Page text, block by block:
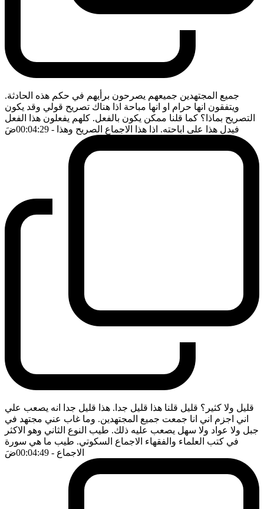
جميع المجتهدين جميعهم يصرحون برأيهم في حكم هذه الحادثة.
ويتفقون انها حرام او انها مباحة اذا هناك تصريح قولي وقد يكون
التصريح بماذا؟ كما قلنا ممكن يكون بالفعل. كلهم يفعلون هذا الفعل
فيدل هذا على اباحته. اذا هذا الاجماع الصريح وهذا - 00:04:29 ضَ
قليل ولا كثير؟ قليل قلنا هذا قليل جدا. هذا قليل جدا انه يصعب علي
اني اجزم اني انا جمعت جميع المجتهدين. وما غاب عني مجتهد في
جبل ولا عواد ولا سهل يصعب عليه ذلك. طيب النوع الثاني وهو الاكثر
في كتب العلماء والفقهاء الاجماع السكوتي. طيب ما هي سورة
الاجماع - 00:04:49 ضَ